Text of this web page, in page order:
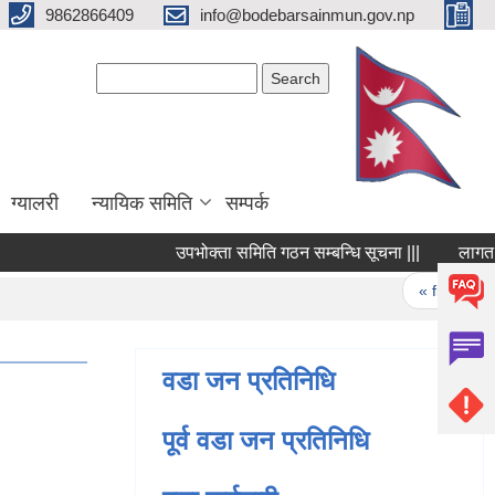
9862866409 info@bodebarsainmun.gov.np
ग्यालरी न्यायिक समिति सम्पर्क
उपभोक्ता समिति गठन सम्बन्धि सूचना ||| लागत
« first ‹
वडा जन प्रतिनिधि
पूर्व वडा जन प्रतिनिधि